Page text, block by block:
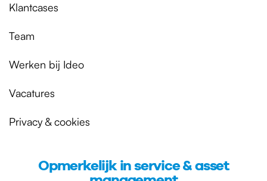
Klantcases
Team
Werken bij Ideo
Vacatures
Privacy & cookies
Opmerkelijk in service & asset